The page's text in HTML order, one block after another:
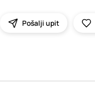
Pošalji upit